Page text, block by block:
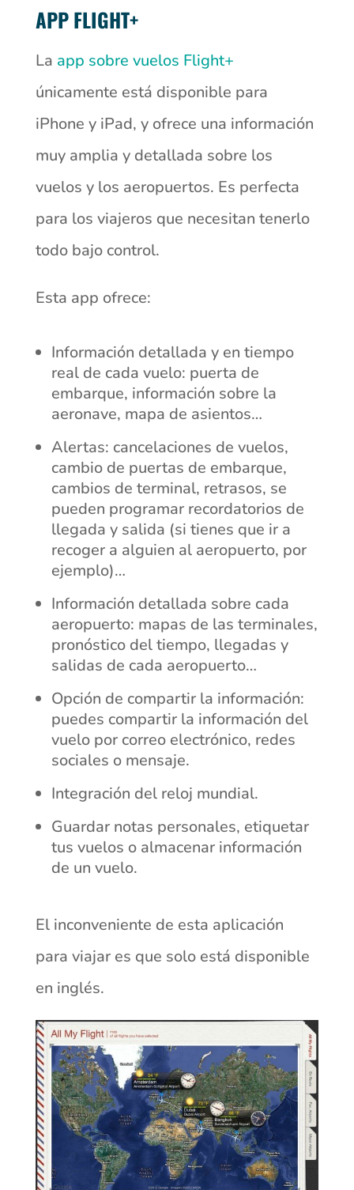
APP FLIGHT+
La app sobre vuelos Flight+
únicamente está disponible para
iPhone y iPad, y ofrece una información
muy amplia y detallada sobre los
vuelos y los aeropuertos. Es perfecta
para los viajeros que necesitan tenerlo
todo bajo control.
Esta app ofrece:
Información detallada y en tiempo
real de cada vuelo: puerta de
embarque, información sobre la
aeronave, mapa de asientos…
Alertas: cancelaciones de vuelos,
cambio de puertas de embarque,
cambios de terminal, retrasos, se
pueden programar recordatorios de
llegada y salida (si tienes que ir a
recoger a alguien al aeropuerto, por
ejemplo)…
Información detallada sobre cada
aeropuerto: mapas de las terminales,
pronóstico del tiempo, llegadas y
salidas de cada aeropuerto…
Opción de compartir la información:
puedes compartir la información del
vuelo por correo electrónico, redes
sociales o mensaje.
Integración del reloj mundial.
Guardar notas personales, etiquetar
tus vuelos o almacenar información
de un vuelo.
El inconveniente de esta aplicación
para viajar es que solo está disponible
en inglés.